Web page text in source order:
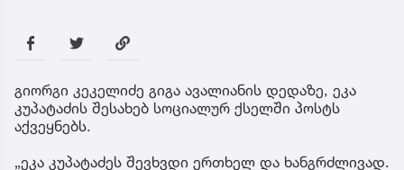
გიორგი კეკელიძე გიგა ავალიანის დედაზე, ეკა
კუპატაძის შესახებ სოციალურ ქსელში პოსტს
აქვეყნებს.
„ეკა კუპატაძეს შევხვდი ერთხელ და ხანგრძლივად.